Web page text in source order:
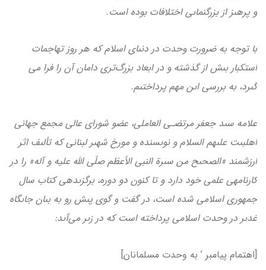
و پرهىز از بزرگ­نماىى اختلافات بوده است.
با توجه به ضرورت وحدت در دنىاى اسلام كه هر روز تهاجمات
استكبار بىش از گذشته و در ابعاد بزرگ‌تری دامان آن را فرا مى
گىرد، به بررسى اىن مهم پرداختىم.
علامه سىد جعفر مرتضـى العاملى، عضو شوراى عالى مجمع جهانى
اهل‏بىت علىهم السلام و نوىسنده و مورخ شهىر لبنانى كه تألىف اثر
ارزشمند «الصحىح من سىرة النبي الأعظم صلّی الله علیه و آله» را در
كارنامه­ى علمى خود دارد و تا كنون دو دوره، برگزىده­ى كتاب سال
جمهورى اسلامى شده است، در گفت و گوى پىش رو به بىان جاىگاه
غدىر در وحدت اسلامى پرداخته است كه در زىر مى‏‌آىد:
[اهتمام پیامبر ’ به وحدت مسلمانان]